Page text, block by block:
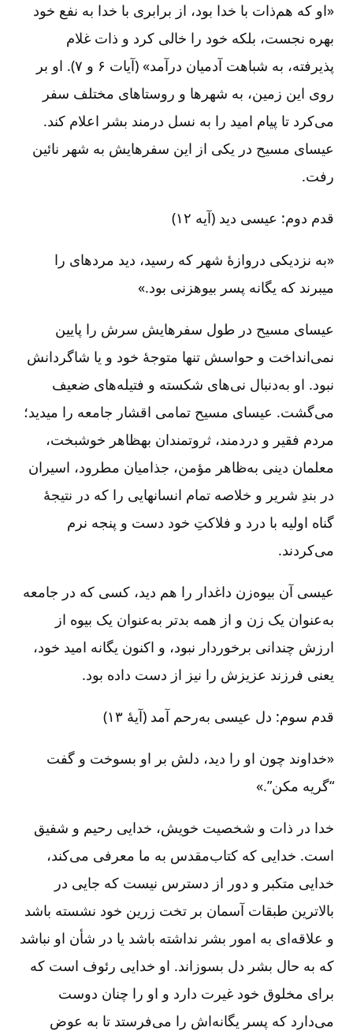
«او که هم‌ذات با خدا بود، از برابری با خدا به نفع خود
بهره نجست، بلکه خود را خالی کرد و ذات غلام
پذیرفته، به شباهت آدمیان درآمد» (آیات ۶ و ۷). او بر
روی این زمین، به شهرها و روستاهای مختلف سفر
می‌کرد تا پیام امید را به نسل درمند بشر اعلام کند.
عیسای مسیح در یکی از این سفرهایش به شهر نائین
رفت.
قدم دوم: عیسی دید (آیه ۱۲)
«به نزدیکی دروازۀ شهر که رسید، دید مرده‏ای را
می‏برند که یگانه پسر بیوه‏زنی بود.»
عیسای‏ مسیح در طول سفرهایش سرش را پایین
نمی‌انداخت و حواسش تنها متوجۀ خود و یا شاگردانش
نبود. او به‌دنبال نی‏‌های شکسته و فتیله‏‌های ضعیف
می‏‌گشت. عیسای ‏مسیح تمامی اقشار جامعه را می‏دید؛
مردم فقیر و دردمند، ثروتمندان به‏ظاهر خوشبخت،
معلمان دینی به‌ظاهر مؤمن، جذامیان مطرود، اسیران
در بندِ شریر و خلاصه تمام انسان‏هایی را که در نتیجۀ
گناه اولیه با درد و فلاکتِ خود دست و پنجه نرم
می‌کردند.
عیسی آن بیوه‏‌زن داغدار را هم دید، کسی که در جامعه
به‌عنوان یک زن و از همه بدتر به‌عنوان یک بیوه از
ارزش چندانی برخوردار نبود، و اکنون یگانه امید خود،
یعنی فرزند عزیزش را نیز از دست داده بود.
قدم سوم: دل عیسی به‌رحم آمد (آیۀ ۱۳)
«خداوند چون او را دید، دلش بر او بسوخت و گفت
“گریه مکن”.»
خدا در ذات و شخصیت خویش، خدایی رحیم و شفیق
است. خدایی که کتاب‌مقدس به ما معرفی می‌کند،
خدایی متکبر و دور از دسترس نیست که جایی در
بالاترین طبقات آسمان بر تخت زرین خود نشسته باشد
و علاقه‌ای به امور بشر نداشته باشد یا در شأن او نباشد
که به حال بشر دل بسوزاند. او خدایی رئوف است که
برای مخلوق خود غیرت دارد و او را چنان دوست
می‌دارد که پسر یگانه‌اش را می‌فرستد تا به عوض